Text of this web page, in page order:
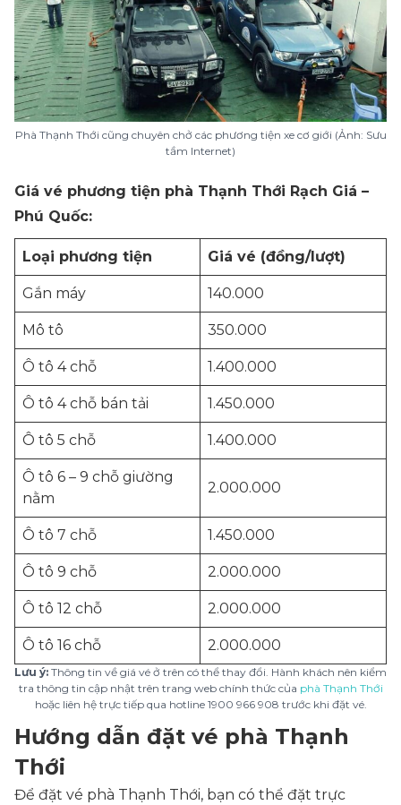
Phà Thạnh Thới cũng chuyên chở các phương tiện xe cơ giới (Ảnh: Sưu
tầm Internet)
Giá vé phương tiện phà Thạnh Thới Rạch Giá –
Phú Quốc:
Loại phương tiện Giá vé (đồng/lượt)
Gắn máy 140.000
Mô tô 350.000
Ô tô 4 chỗ 1.400.000
Ô tô 4 chỗ bán tải 1.450.000
Ô tô 5 chỗ 1.400.000
Ô tô 6 – 9 chỗ giường
nằm
2.000.000
Ô tô 7 chỗ 1.450.000
Ô tô 9 chỗ 2.000.000
Ô tô 12 chỗ 2.000.000
Ô tô 16 chỗ 2.000.000
Lưu ý: Thông tin về giá vé ở trên có thể thay đổi. Hành khách nên kiểm
tra thông tin cập nhật trên trang web chính thức của phà Thạnh Thới
hoặc liên hệ trực tiếp qua hotline 1900 966 908 trước khi đặt vé.
Hướng dẫn đặt vé phà Thạnh
Thới
Để đặt vé phà Thạnh Thới, bạn có thể đặt trực